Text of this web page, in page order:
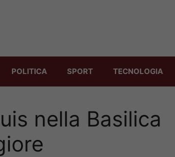
POLITICA SPORT TECNOLOGIA
nella Basilica